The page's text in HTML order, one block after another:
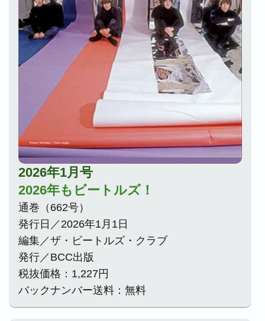
2026年1月号
2026年もビートルズ！
通巻（662号）
発行日／2026年1月1日
編集／ザ・ビートルズ・クラブ
発行／BCC出版
税抜価格：1,227円
バックナンバー送料：無料